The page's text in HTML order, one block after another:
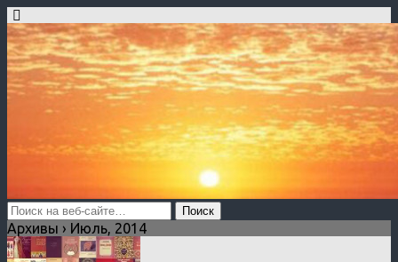
Архивы › Июль, 2014